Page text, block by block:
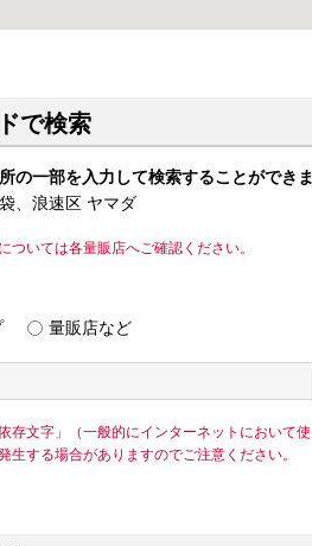
で検索
の一部を入力して検索することができま
、浪速区 ヤマダ
ついては各量販店へご確認ください。
量販店など
存文字」（一般的にインターネットにおいて
生する場合がありますのでご注意ください。